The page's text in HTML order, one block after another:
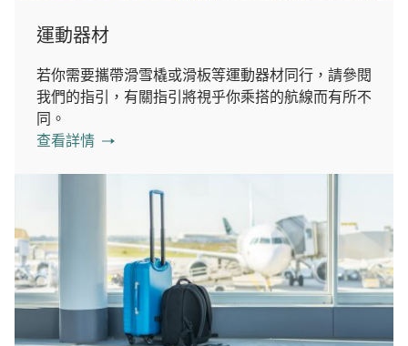
運動器材
若你需要攜帶滑雪橇或滑板等運動器材同行，請參閱
我們的指引，有關指引將視乎你乘搭的航線而有所不
同。
查看詳情